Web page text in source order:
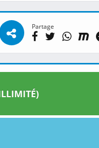
Partage